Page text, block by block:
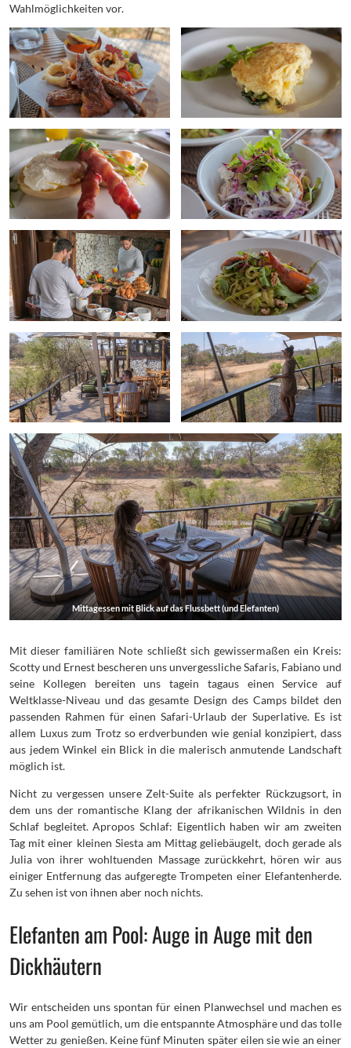
Wahlmöglichkeiten vor.
Mittagessen mit Blick auf das Flussbett (und Elefanten)
Mit dieser familiären Note schließt sich gewissermaßen ein Kreis:
Scotty und Ernest bescheren uns unvergessliche Safaris, Fabiano und
seine Kollegen bereiten uns tagein tagaus einen Service auf
Weltklasse-Niveau und das gesamte Design des Camps bildet den
passenden Rahmen für einen Safari-Urlaub der Superlative. Es ist
allem Luxus zum Trotz so erdverbunden wie genial konzipiert, dass
aus jedem Winkel ein Blick in die malerisch anmutende Landschaft
möglich ist.
Nicht zu vergessen unsere Zelt-Suite als perfekter Rückzugsort, in
dem uns der romantische Klang der afrikanischen Wildnis in den
Schlaf begleitet. Apropos Schlaf: Eigentlich haben wir am zweiten
Tag mit einer kleinen Siesta am Mittag geliebäugelt, doch gerade als
Julia von ihrer wohltuenden Massage zurückkehrt, hören wir aus
einiger Entfernung das aufgeregte Trompeten einer Elefantenherde.
Zu sehen ist von ihnen aber noch nichts.
Elefanten am Pool: Auge in Auge mit den
Dickhäutern
Wir entscheiden uns spontan für einen Planwechsel und machen es
uns am Pool gemütlich, um die entspannte Atmosphäre und das tolle
Wetter zu genießen. Keine fünf Minuten später eilen sie wie an einer